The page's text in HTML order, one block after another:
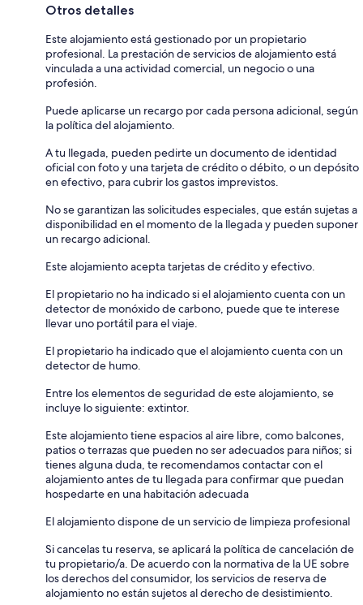
Otros detalles
Este alojamiento está gestionado por un propietario
profesional. La prestación de servicios de alojamiento está
vinculada a una actividad comercial, un negocio o una
profesión.
Puede aplicarse un recargo por cada persona adicional, según
la política del alojamiento.
A tu llegada, pueden pedirte un documento de identidad
oficial con foto y una tarjeta de crédito o débito, o un depósito
en efectivo, para cubrir los gastos imprevistos.
No se garantizan las solicitudes especiales, que están sujetas a
disponibilidad en el momento de la llegada y pueden suponer
un recargo adicional.
Este alojamiento acepta tarjetas de crédito y efectivo.
El propietario no ha indicado si el alojamiento cuenta con un
detector de monóxido de carbono, puede que te interese
llevar uno portátil para el viaje.
El propietario ha indicado que el alojamiento cuenta con un
detector de humo.
Entre los elementos de seguridad de este alojamiento, se
incluye lo siguiente: extintor.
Este alojamiento tiene espacios al aire libre, como balcones,
patios o terrazas que pueden no ser adecuados para niños; si
tienes alguna duda, te recomendamos contactar con el
alojamiento antes de tu llegada para confirmar que puedan
hospedarte en una habitación adecuada
El alojamiento dispone de un servicio de limpieza profesional
Si cancelas tu reserva, se aplicará la política de cancelación de
tu propietario/a. De acuerdo con la normativa de la UE sobre
los derechos del consumidor, los servicios de reserva de
alojamiento no están sujetos al derecho de desistimiento.